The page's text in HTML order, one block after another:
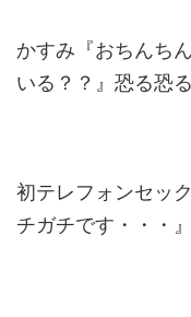
かすみ『おちんち
いる？？』恐る恐
初テレフォンセッ
チガチです・・・